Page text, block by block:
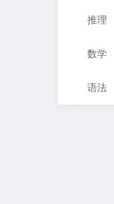
推理
数学
语法